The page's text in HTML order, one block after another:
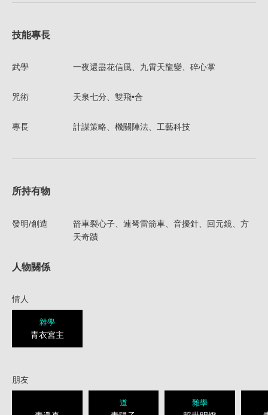
技能專長
武學 一夜還盡花信風、九霄天龍變、碎心掌
咒術 天泉七分、雙飛•合
專長 計謀策略、機關陣法、工藝科技
所持有物
發明/創造
箭車裂心子、連弩雷箭車、音擾針、回元鏡、方
天奇蹟
人物關係
情人
雜學
青衣宮主
朋友
道 雜學